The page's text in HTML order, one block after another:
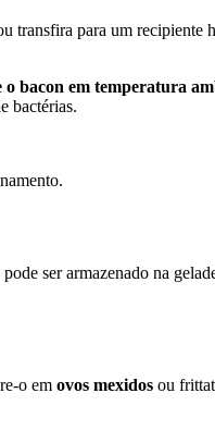
transfira para um recipiente
o bacon em temperatura
bactérias.
ser armazenado na
o em ovos mexidos ou